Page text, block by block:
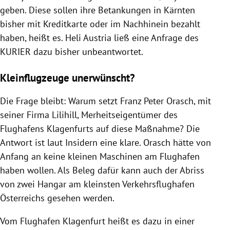
geben. Diese sollen ihre Betankungen in Kärnten
bisher mit Kreditkarte oder im Nachhinein bezahlt
haben, heißt es. Heli Austria ließ eine Anfrage des
KURIER dazu bisher unbeantwortet.
Kleinflugzeuge unerwünscht?
Die Frage bleibt: Warum setzt Franz Peter Orasch, mit
seiner Firma Lilihill, Merheitseigentümer des
Flughafens Klagenfurts auf diese Maßnahme? Die
Antwort ist laut Insidern eine klare. Orasch hätte von
Anfang an keine kleinen Maschinen am Flughafen
haben wollen. Als Beleg dafür kann auch der Abriss
von zwei Hangar am kleinsten Verkehrsflughafen
Österreichs gesehen werden.
Vom Flughafen Klagenfurt heißt es dazu in einer